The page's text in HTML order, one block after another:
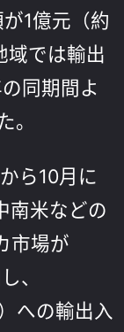
1億元（約
域では輸出
同期間よ
。
ら10月に
南米などの
市場が
、
への輸出入